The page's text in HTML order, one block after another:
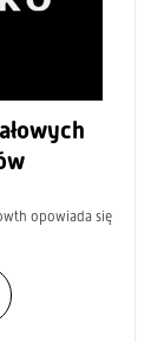
opowiada się